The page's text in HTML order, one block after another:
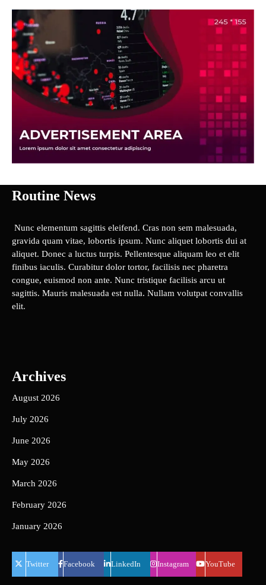
Routine News
Nunc elementum sagittis eleifend. Cras non sem malesuada,
gravida quam vitae, lobortis ipsum. Nunc aliquet lobortis dui at
aliquet. Donec a luctus turpis. Pellentesque aliquam leo et elit
finibus iaculis. Curabitur dolor tortor, facilisis nec pharetra
congue, euismod non ante. Nunc tristique facilisis arcu ut
sagittis. Mauris malesuada est nulla. Nullam volutpat convallis
elit.
Archives
August 2026
July 2026
June 2026
May 2026
March 2026
February 2026
January 2026
Twitter Facebook LinkedIn Instagram YouTube